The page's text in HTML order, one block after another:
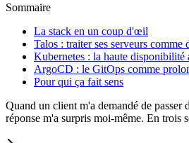
Sommaire
La stack en un coup d'œil
Talos : traiter ses serveurs comme
Kubernetes : la haute disponibilité
ArgoCD : le GitOps comme
Pour qui ça fait sens
Quand un client m'a demandé de
réponse m'a surpris moi-même. En trois